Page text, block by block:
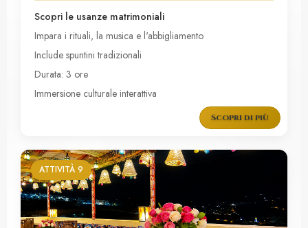
Scopri le usanze matrimoniali
Impara i rituali, la musica e l'abbigliamento
Include spuntini tradizionali
Durata: 3 ore
Immersione culturale interattiva
Scopri di più
ATTIVITÀ 9